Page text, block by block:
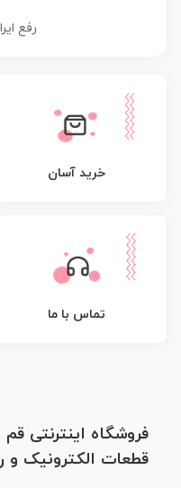
رفع
خرید آسان
تماس با ما
فروشگاه اینترنتی
قطعات الکترونیک و